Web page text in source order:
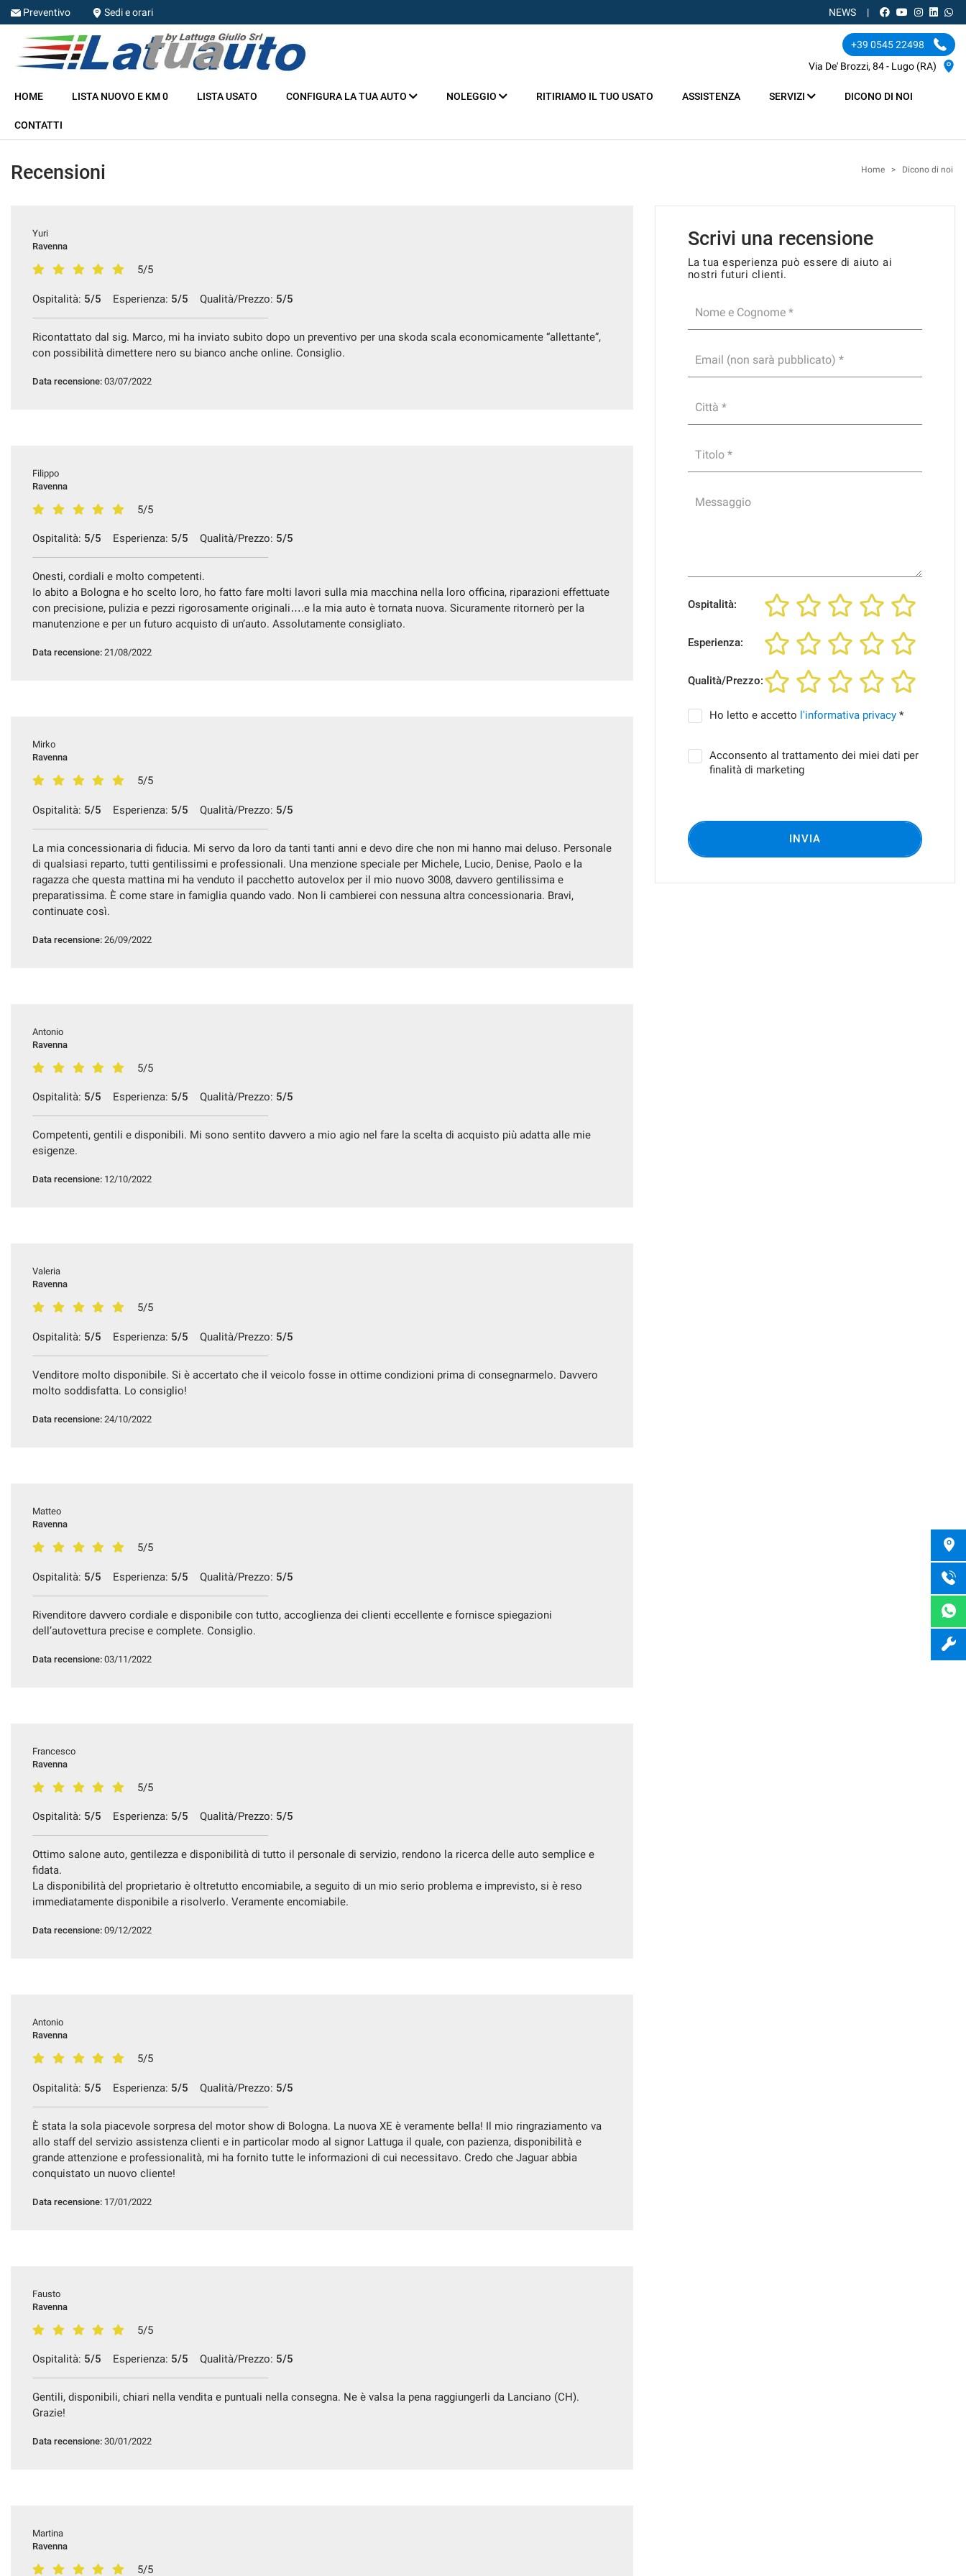
HOME
NOLEGGIO
RITIRIAMO IL TUO USATO
ASSISTENZA
DICONO DI NOI
Preventivo Sedi e orari NEWS
+39 0545 22498
Via De' Brozzi, 84 - Lugo (RA)
HOME LISTA NUOVO E KM 0 LISTA USATO CONFIGURA LA TUA AUTO NOLEGGIO RITIRIAMO IL TUO USATO ASSISTENZA SERVIZI DICONO DI NOI
CONTATTI
Recensioni Home > Dicono di noi
Yuri
Ravenna
5/5
Ospitalità: 5/5 Esperienza: 5/5 Qualità/Prezzo: 5/5
Ricontattato dal sig. Marco, mi ha inviato subito dopo un preventivo per una skoda scala economicamente “allettante”,
con possibilità dimettere nero su bianco anche online. Consiglio.
Data recensione: 03/07/2022
Filippo
Ravenna
5/5
Ospitalità: 5/5 Esperienza: 5/5 Qualità/Prezzo: 5/5
Onesti, cordiali e molto competenti.
Io abito a Bologna e ho scelto loro, ho fatto fare molti lavori sulla mia macchina nella loro officina, riparazioni effettuate
con precisione, pulizia e pezzi rigorosamente originali….e la mia auto è tornata nuova. Sicuramente ritornerò per la
manutenzione e per un futuro acquisto di un’auto. Assolutamente consigliato.
Data recensione: 21/08/2022
Mirko
Ravenna
5/5
Ospitalità: 5/5 Esperienza: 5/5 Qualità/Prezzo: 5/5
La mia concessionaria di fiducia. Mi servo da loro da tanti tanti anni e devo dire che non mi hanno mai deluso. Personale
di qualsiasi reparto, tutti gentilissimi e professionali. Una menzione speciale per Michele, Lucio, Denise, Paolo e la
ragazza che questa mattina mi ha venduto il pacchetto autovelox per il mio nuovo 3008, davvero gentilissima e
preparatissima. È come stare in famiglia quando vado. Non li cambierei con nessuna altra concessionaria. Bravi,
continuate così.
Data recensione: 26/09/2022
Antonio
Ravenna
5/5
Ospitalità: 5/5 Esperienza: 5/5 Qualità/Prezzo: 5/5
Competenti, gentili e disponibili. Mi sono sentito davvero a mio agio nel fare la scelta di acquisto più adatta alle mie
esigenze.
Data recensione: 12/10/2022
Valeria
Ravenna
5/5
Ospitalità: 5/5 Esperienza: 5/5 Qualità/Prezzo: 5/5
Venditore molto disponibile. Si è accertato che il veicolo fosse in ottime condizioni prima di consegnarmelo. Davvero
molto soddisfatta. Lo consiglio!
Data recensione: 24/10/2022
Matteo
Ravenna
5/5
Ospitalità: 5/5 Esperienza: 5/5 Qualità/Prezzo: 5/5
Rivenditore davvero cordiale e disponibile con tutto, accoglienza dei clienti eccellente e fornisce spiegazioni
dell’autovettura precise e complete. Consiglio.
Data recensione: 03/11/2022
Francesco
Ravenna
5/5
Ospitalità: 5/5 Esperienza: 5/5 Qualità/Prezzo: 5/5
Ottimo salone auto, gentilezza e disponibilità di tutto il personale di servizio, rendono la ricerca delle auto semplice e
fidata.
La disponibilità del proprietario è oltretutto encomiabile, a seguito di un mio serio problema e imprevisto, si è reso
immediatamente disponibile a risolverlo. Veramente encomiabile.
Data recensione: 09/12/2022
Antonio
Ravenna
5/5
Ospitalità: 5/5 Esperienza: 5/5 Qualità/Prezzo: 5/5
È stata la sola piacevole sorpresa del motor show di Bologna. La nuova XE è veramente bella! Il mio ringraziamento va
allo staff del servizio assistenza clienti e in particolar modo al signor Lattuga il quale, con pazienza, disponibilità e
grande attenzione e professionalità, mi ha fornito tutte le informazioni di cui necessitavo. Credo che Jaguar abbia
conquistato un nuovo cliente!
Data recensione: 17/01/2022
Fausto
Ravenna
5/5
Ospitalità: 5/5 Esperienza: 5/5 Qualità/Prezzo: 5/5
Gentili, disponibili, chiari nella vendita e puntuali nella consegna. Ne è valsa la pena raggiungerli da Lanciano (CH).
Grazie!
Data recensione: 30/01/2022
Martina
Ravenna
5/5
Scrivi una recensione
La tua esperienza può essere di aiuto ai
nostri futuri clienti.
Nome e Cognome *
Email (non sarà pubblicato) *
Città *
Titolo *
Messaggio
Ospitalità:
Esperienza:
Qualità/Prezzo:
Ho letto e accetto l'informativa privacy *
Acconsento al trattamento dei miei dati per
finalità di marketing
INVIA